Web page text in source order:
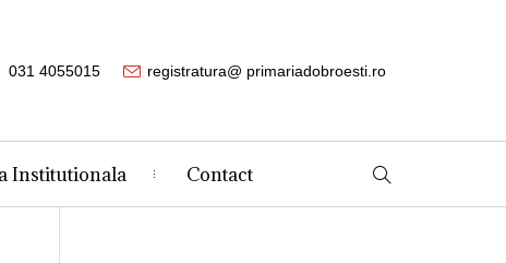
031 4055015 registratura@ primariadobroesti.ro
Institutionala Contact